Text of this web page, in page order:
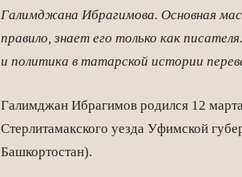
Галимджана Ибрагимова. Основная
правило, знает его только как
и политика в татарской истории
Галимджан Ибрагимов родился 12
Стерлитамакского уезда Уфимской
Башкортостан).